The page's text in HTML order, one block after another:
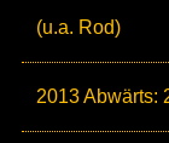
(u.a. Rod)
2013 Abwärts: